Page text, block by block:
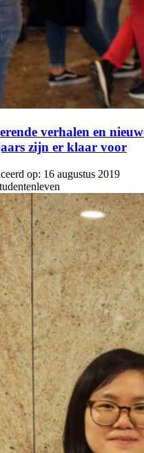
verhalen en
zijn er klaar voor
op: 16 augustus 2019